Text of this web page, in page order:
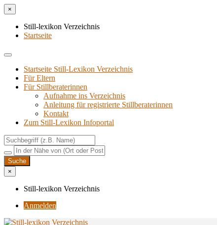
×
Still-lexikon Verzeichnis
Startseite
Startseite Still-Lexikon Verzeichnis
Für Eltern
Für Stillberaterinnen
Aufnahme ins Verzeichnis
Anlei­tung für regis­trier­te Stillberaterinnen
Kon­takt
Zum Still-Lexikon Infoportal
×
Still-lexikon Verzeichnis
Anmelden